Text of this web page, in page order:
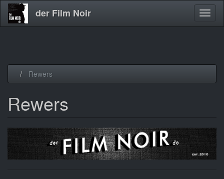
der Film Noir
Rewers
Rewers